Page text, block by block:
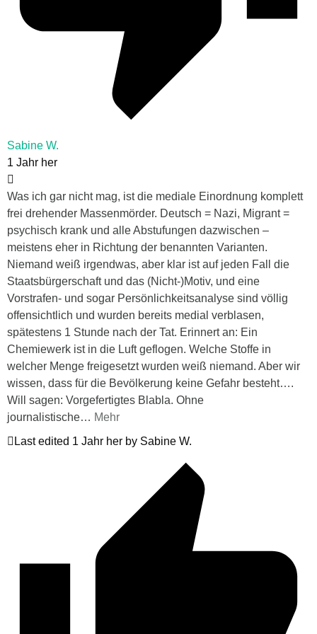
Sabine W.
1 Jahr her
Was ich gar nicht mag, ist die mediale Einordnung komplett
frei drehender Massenmörder. Deutsch = Nazi, Migrant =
psychisch krank und alle Abstufungen dazwischen –
meistens eher in Richtung der benannten Varianten.
Niemand weiß irgendwas, aber klar ist auf jeden Fall die
Staatsbürgerschaft und das (Nicht-)Motiv, und eine
Vorstrafen- und sogar Persönlichkeitsanalyse sind völlig
offensichtlich und wurden bereits medial verblasen,
spätestens 1 Stunde nach der Tat. Erinnert an: Ein
Chemiewerk ist in die Luft geflogen. Welche Stoffe in
welcher Menge freigesetzt wurden weiß niemand. Aber wir
wissen, dass für die Bevölkerung keine Gefahr besteht….
Will sagen: Vorgefertigtes Blabla. Ohne
journalistische… Mehr
Last edited 1 Jahr her by Sabine W.